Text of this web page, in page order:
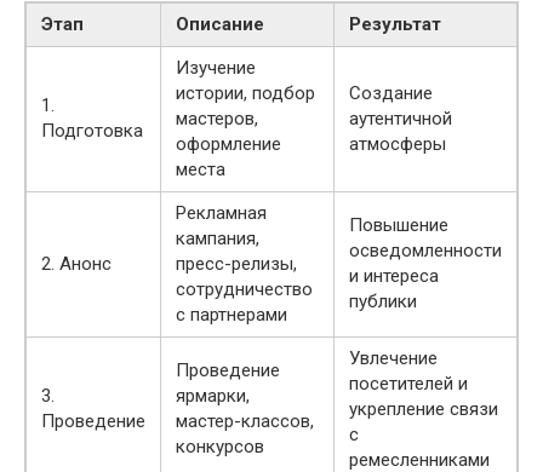
Этап Описание Результат
1.
Подготовка
Изучение
истории, подбор
мастеров,
оформление
места
Создание
аутентичной
атмосферы
2. Анонс
Рекламная
кампания,
пресс-релизы,
сотрудничество
с партнерами
Повышение
осведомленности
и интереса
публики
3.
Проведение
Проведение
ярмарки,
мастер-классов,
конкурсов
Увлечение
посетителей и
укрепление связи
с
ремесленниками